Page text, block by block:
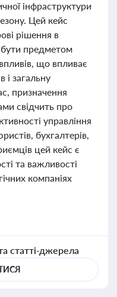
інфраструктури
Цей кейс
рішення в
предметом
що впливає
і загальну
призначення
свідчить про
управління
бухгалтерів,
цей кейс є
та важливості
компаніях
статті-джерела